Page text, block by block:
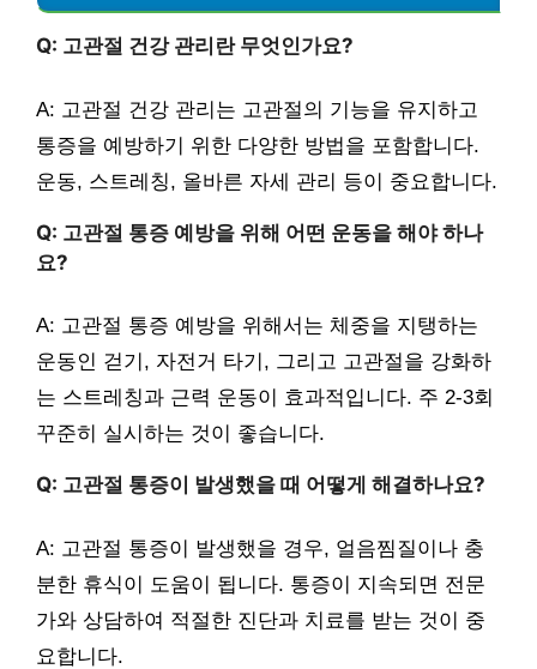
Q: 고관절 건강 관리란 무엇인가요?
A: 고관절 건강 관리는 고관절의 기능을 유지하고
통증을 예방하기 위한 다양한 방법을 포함합니다.
운동, 스트레칭, 올바른 자세 관리 등이 중요합니다.
Q: 고관절 통증 예방을 위해 어떤 운동을 해야 하나
요?
A: 고관절 통증 예방을 위해서는 체중을 지탱하는
운동인 걷기, 자전거 타기, 그리고 고관절을 강화하
는 스트레칭과 근력 운동이 효과적입니다. 주 2-3회
꾸준히 실시하는 것이 좋습니다.
Q: 고관절 통증이 발생했을 때 어떻게 해결하나요?
A: 고관절 통증이 발생했을 경우, 얼음찜질이나 충
분한 휴식이 도움이 됩니다. 통증이 지속되면 전문
가와 상담하여 적절한 진단과 치료를 받는 것이 중
요합니다.